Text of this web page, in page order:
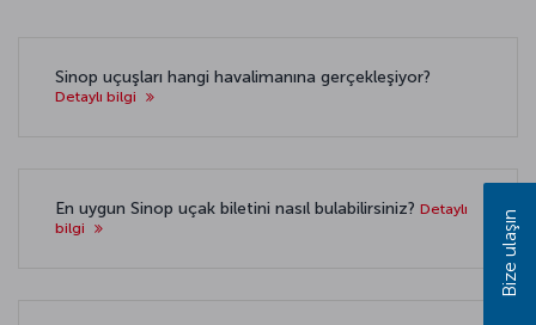
Sinop uçuşları hangi havalimanına gerçekleşiyor?
Detaylı bilgi
En uygun Sinop uçak biletini nasıl bulabilirsiniz? Detaylı
bilgi
Bize ulaşın